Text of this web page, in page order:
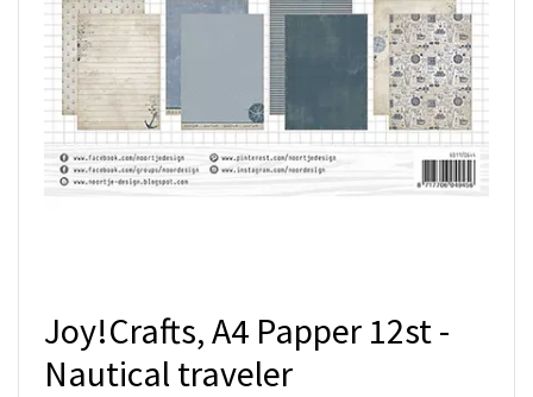
Joy!Crafts, A4 Papper 12st -
Nautical traveler